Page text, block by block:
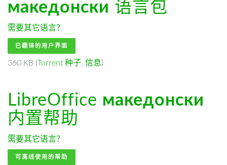
македонски 语言包
需要其它语言？
已翻译的用户界面
360 KB (Torrent 种子, 信息)
LibreOffice македонски
内置帮助
需要其它语言？
可离线使用的帮助